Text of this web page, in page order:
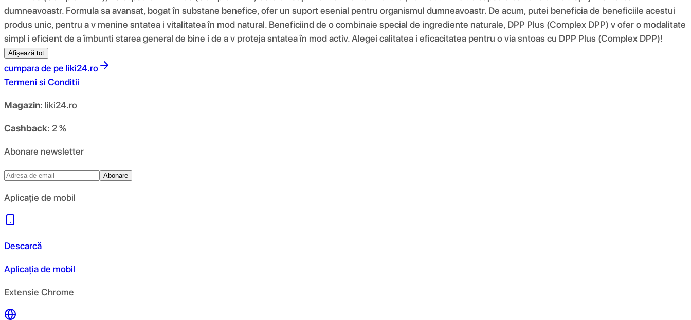
dumneavoastr. Formula sa avansat, bogat în substane benefice, ofer un suport esenial pentru organismul dumneavoastr. De acum, putei beneficia de beneficiile acestui
produs unic, pentru a v menine sntatea i vitalitatea în mod natural. Beneficiind de o combinaie special de ingrediente naturale, DPP Plus (Complex DPP) v ofer o modalitate
simpl i eficient de a îmbunti starea general de bine i de a v proteja sntatea în mod activ. Alegei calitatea i eficacitatea pentru o via sntoas cu DPP Plus (Complex DPP)!
Afișează tot
cumpara de pe liki24.ro
Termeni si Conditii
Magazin: liki24.ro
Cashback: 2 %
Abonare newsletter
Abonare
Aplicație de mobil
Descarcă
Aplicația de mobil
Extensie Chrome